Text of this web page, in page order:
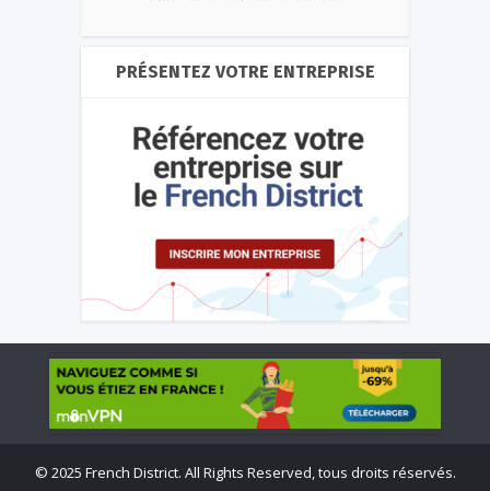
PRÉSENTEZ VOTRE ENTREPRISE
© 2025 French District. All Rights Reserved, tous droits réservés.